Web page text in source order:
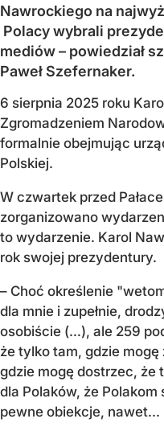
Nawrockiego na
Polacy wybrali
mediów – powiedział
Paweł Szefernaker.
6 sierpnia 2025 roku
Zgromadzeniem
formalnie obejmując
Polskiej.
W czwartek przed
zorganizowano
to wydarzenie. Karol
rok swojej prezydentury.
– Choć określenie
dla mnie i zupełnie,
osobiście (…), ale 259
że tylko tam, gdzie
gdzie mogę dostrzec, że
dla Polaków, że
pewne obiekcje, nawet...